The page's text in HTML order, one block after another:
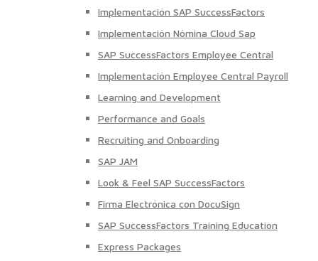
Implementación SAP SuccessFactors
Implementación Nómina Cloud Sap
SAP SuccessFactors Employee Central
Implementación Employee Central Payroll
Learning and Development
Performance and Goals
Recruiting and Onboarding
SAP JAM
Look & Feel SAP SuccessFactors
Firma Electrónica con DocuSign
SAP SuccessFactors Training Education
Express Packages